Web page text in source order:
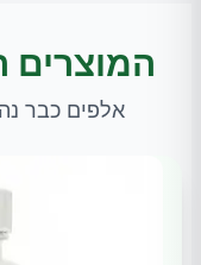
המוצרים
אלפים כבר